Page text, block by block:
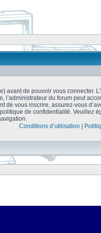
avant de pouvoir vous connecter.
l’administrateur du forum peut
de vous inscrire, assurez-vous
de confidentialité. Veuillez
Conditions d’utilisation